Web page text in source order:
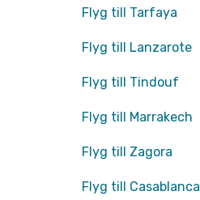
Flyg till Tarfaya
Flyg till Lanzarote
Flyg till Tindouf
Flyg till Marrakech
Flyg till Zagora
Flyg till Casablanca